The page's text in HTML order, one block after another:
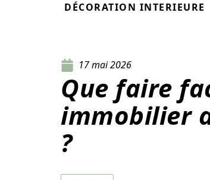
DÉCORATION INTERIEURE
17 mai 2026
Que faire
immobilier
?